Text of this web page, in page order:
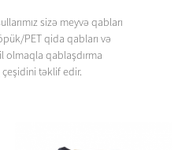
sizə meyvə qabları
PET qida qabları və
olmaqla qablaşdırma
təklif edir.